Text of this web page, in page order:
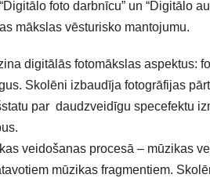
foto darbnīcu” un “Digitālo
mākslas vēsturisko
digitālās fotomākslas aspektus:
Skolēni izbaudīja fotogrāfijas
par daudzveidīgu specefektu
veidošanas procesā – mūzikas
mūzikas fragmentiem.